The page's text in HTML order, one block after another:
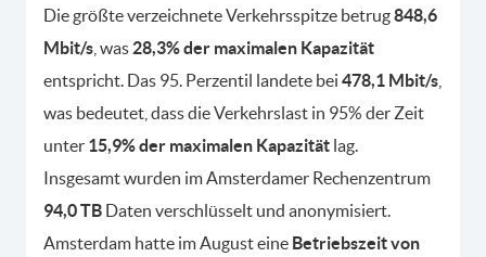
Die größte verzeichnete Verkehrsspitze betrug848,6
Mbit/s , was 28,3% der maximalen Kapazität
entspricht. Das 95. Perzentil landete bei 478,1 Mbit/s
was bedeutet, dass die Verkehrslast in 95% der Zeit
unter 15,9% der maximalen Kapazität lag.
Insgesamt wurden im Amsterdamer Rechenzentrum
94,0 TB Daten verschlüsselt und anonymisiert.
Amsterdam hatte im August eine Betriebszeit von